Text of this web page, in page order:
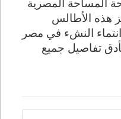
هذه الأطالس
النشء في مصر
تفاصيل جميع